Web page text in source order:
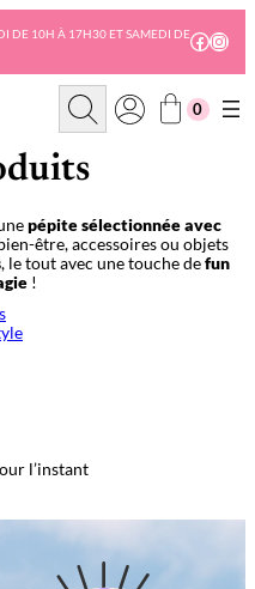
DE 10H À 17H30 ET SAMEDI DE
R
c
h
e
h
e
0
pépite sélectionnée avec
être, accessoires ou objets
, le tout avec une touche defun
!
l’instant